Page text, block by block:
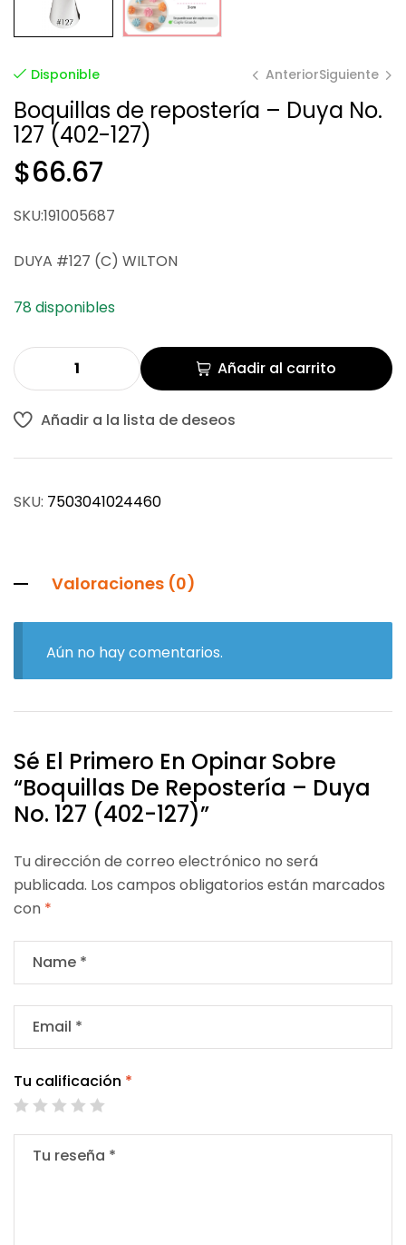
Disponible AnteriorSiguiente
Boquillas de repostería – Duya No.
127 (402-127)
$66.67
SKU:191005687
DUYA #127 (C) WILTON
78 disponibles
Añadir al carrito
Añadir a la lista de deseos
SKU: 7503041024460
Valoraciones (0)
Aún no hay comentarios.
Sé El Primero En Opinar Sobre
“Boquillas De Repostería – Duya
No. 127 (402-127)”
Tu dirección de correo electrónico no será
publicada. Los campos obligatorios están marcados
con *
Tu calificación *